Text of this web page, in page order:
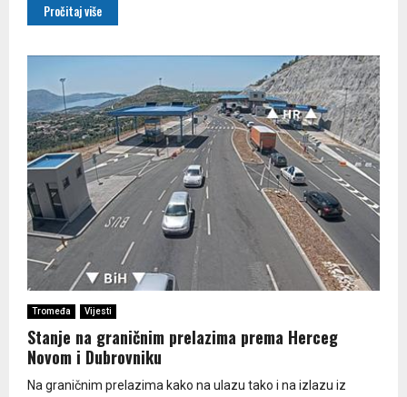
Pročitaj više
Tromeđa Vijesti
Stanje na graničnim prelazima prema Herceg
Novom i Dubrovniku
Na graničnim prelazima kako na ulazu tako i na izlazu iz